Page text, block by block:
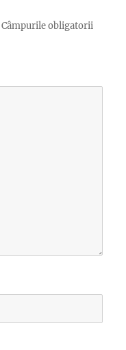
Câmpurile obligatorii